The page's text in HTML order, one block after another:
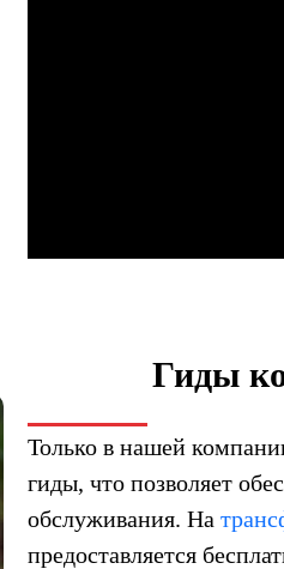
Гиды
Только в нашей
гиды, что позволяет
обслуживания. На
предоставляется